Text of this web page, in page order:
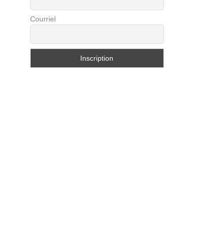
Courriel